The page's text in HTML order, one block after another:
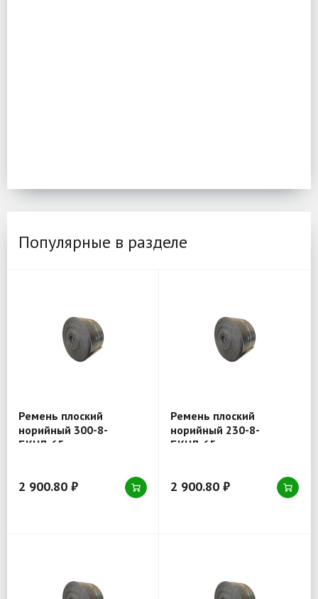
Популярные в разделе
Ремень плоский
норийный 300-8-
БКНЛ-65
2 900.80 ₽
Ремень плоский
норийный 230-8-
БКНЛ-65
2 900.80 ₽